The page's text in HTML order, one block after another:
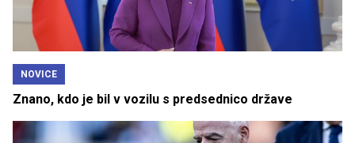
NOVICE
Znano, kdo je bil v vozilu s predsednico države